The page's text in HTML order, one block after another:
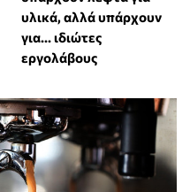
υλικά, αλλά υπάρχουν
για... ιδιώτες
εργολάβους